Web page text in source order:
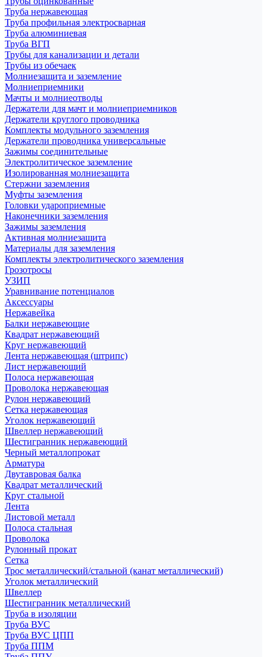
Труба нержавеющая
Труба профильная электросварная
Труба алюминиевая
Труба ВГП
Трубы для канализации и детали
Трубы из обечаек
Молниезащита и заземление
Молниеприемники
Мачты и молниеотводы
Держатели для мачт и молниеприемников
Держатели круглого проводника
Комплекты модульного заземления
Держатели проводника универсальные
Зажимы соединительные
Электролитическое заземление
Изолированная молниезащита
Стержни заземления
Муфты заземления
Головки удароприемные
Наконечники заземления
Зажимы заземления
Активная молниезащита
Материалы для заземления
Комплекты электролитического заземления
Грозотросы
УЗИП
Уравнивание потенциалов
Аксессуары
Нержавейка
Балки нержавеющие
Квадрат нержавеющий
Круг нержавеющий
Лента нержавеющая (штрипс)
Лист нержавеющий
Полоса нержавеющая
Проволока нержавеющая
Рулон нержавеющий
Сетка нержавеющая
Уголок нержавеющий
Швеллер нержавеющий
Шестигранник нержавеющий
Черный металлопрокат
Арматура
Двутавровая балка
Квадрат металлический
Круг стальной
Лента
Листовой металл
Полоса стальная
Проволока
Рулонный прокат
Сетка
Трос металлический/стальной (канат металлический)
Уголок металлический
Швеллер
Шестигранник металлический
Труба в изоляции
Труба ВУС
Труба ВУС ЦПП
Труба ППМ